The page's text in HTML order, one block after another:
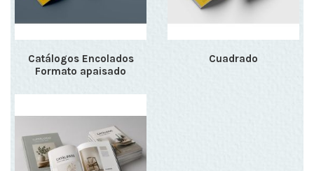
Catálogos Encolados
Formato apaisado
Cuadrado